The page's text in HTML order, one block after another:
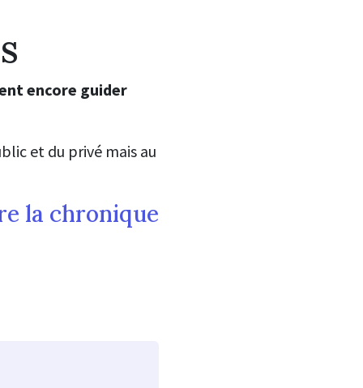
encore guider
et du privé mais au
la chronique